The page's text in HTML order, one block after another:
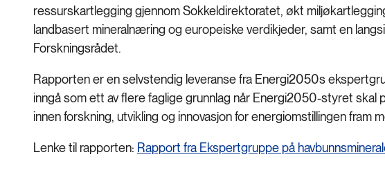
ressurskartlegging gjennom Sokkeldirektoratet, økt
landbasert mineralnæring og europeiske verdikjeder, samt en
Forskningsrådet.
Rapporten er en selvstendig leveranse fra Energi2050s
inngå som ett av flere faglige grunnlag når Energi2050-styret skal
innen forskning, utvikling og innovasjon for energiomstillingen fram
Lenke til rapporten: Rapport fra Ekspertgruppe på